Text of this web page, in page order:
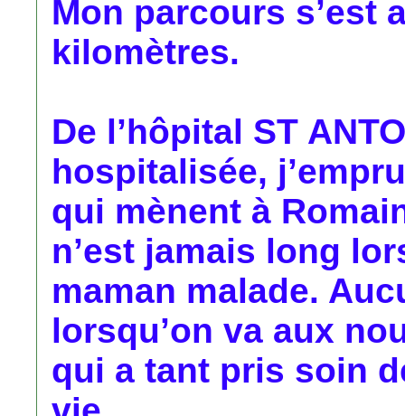
Mon parcours s’est
kilomètres.
De l’hôpital ST
hospitalisée,
qui mènent à
n’est jamais long
maman malade.
lorsqu’on va aux
qui a tant pris soin